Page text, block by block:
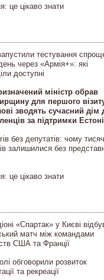
це цікаво знати
тестування
через «Армія+»: які
доступні
міністр обрав
для першого
зводять сучасний дім
за підтримки
без депутатів: чому
залишилися без
це цікаво знати
«Спартак» у Києві
матч між командами
США та Франції
обговорили розвиток
та рекреації